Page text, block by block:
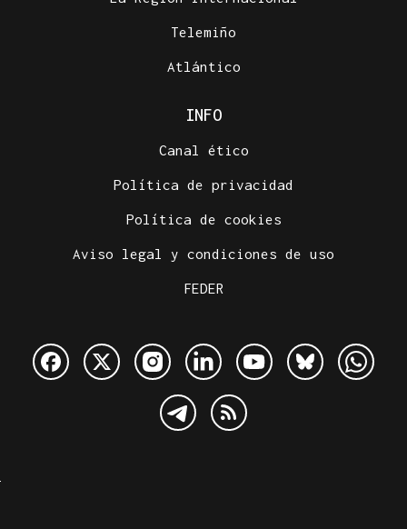
Telemiño
Atlántico
INFO
Canal ético
Política de privacidad
Política de cookies
Aviso legal y condiciones de uso
FEDER